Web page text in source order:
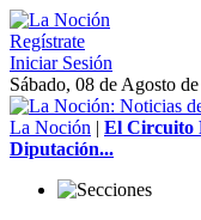
Regístrate
Iniciar Sesión
Sábado, 08 de Agosto
La Noción | El Circuito
Diputación...